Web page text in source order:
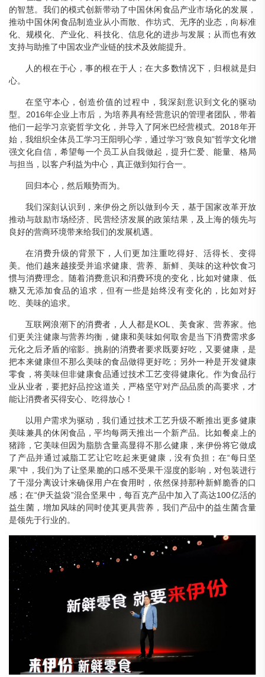
的智慧。我们的模式创新带动了中国休闲食品产业市场化的发展，
推动中国休闲食品制造业从小而散、作坊式、无序的业态，向标准
化、规模化、产业化、科技化、信息化的进步与发展；从而也有效
支持与助推了中国农业产业链的技术及效能提升。
人的根在于心，事的根在于人；在大多数情况下，归根就是归
心。
在坚守本心，创造价值的过程中，我深刻意识到文化的驱动
型。2016年企业上市后，为培养具有经营意识的管理者团队，带着
他们一起学习京瓷哲学文化，并导入了阿米巴经营模式。2018年开
始，我组织全体员工学习王阳明心学，通过学习“致良知”哲学文化增
强文化自信，希望每一个员工从自我做起，提升仁爱、能量、格局
与担当，以客户利益为中心，真正做到知行合一。
回归本心，然后顺势而为。
我们深刻认识到，来伊份之所以做到今天，基于国家改革开放
推动与鼓励市场经济、民营经济发展的政策结果，及上海的领先与
良好的营商环境带来给我们的发展机遇。
在消费升级的背景下，人们更加注重吃得好、活得长、变得
美。他们越来越接受并追求健康、营养、新鲜、美味的这种饮食习
惯与消费理念。随着消费意识和消费环境的变化，比如对健康、低
糖又无添加食品的追求，但有一些是始终没有变化的，比如对好
吃、美味的追求。
互联网浪潮下的消费者，人人都是KOL、美食家、营养家。他
们更关注健康与营养均衡，健康和美味如何取舍是当下消费需求多
元化之后矛盾的缩影。挑剔的消费者要求既要好吃，又要健康，是
把本来健康但不那么美味的食品做得更好吃；另外一种是开发健康
零食，将美味但非健康食品通过技术工艺变得健康化。作为食品行
业从业者，要把好品控这道关，严格坚守对产品品质的高要求，才
能让消费者买得安心、吃得放心！
以用户需求为驱动，我们通过技术工艺升级不断推出更多健康
美味兼具的休闲食品，平均每两天推出一个新产品。比如餐桌上的
猪蹄，它美味但因为脂肪含量高显得不那么健康，来伊份将它做成
了产品并通过减脂工艺让它吃起来更健康，没有负担；在“每日坚
果”中，我们为了让坚果脆的口感不受果干湿度的影响，对包装进行
了干湿分离设计来确保用户在食用时，依然保持那种新鲜脆香的口
感；在“伊天益袋”混合坚果中，每百克产品中加入了高达100亿活的
益生菌，增加风味的同时使其更具营养，我们产品中的益生菌含量
是领先于行业的。